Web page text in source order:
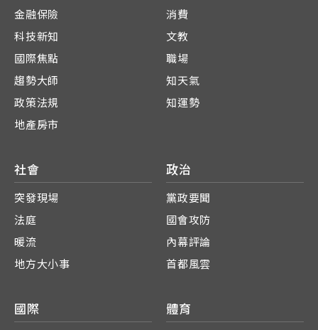
金融保險
科技新知
國際焦點
趨勢大師
政策法規
地產房市
消費
文教
職場
知天氣
知運勢
社會
突發現場
法庭
暖流
地方大小事
政治
黨政要聞
國會攻防
內幕評論
首都風雲
國際 體育